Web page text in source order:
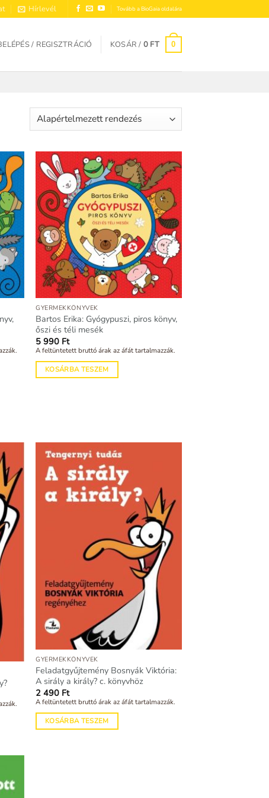
Hírlevél Tovább a BioGaia oldalára
/ REGISZTRÁCIÓ KOSÁR / 0 FT 0
GYERMEKKÖNYVEK
Bartos Erika: Gyógypuszi, piros könyv,
őszi és téli mesék
5 990 Ft
A feltüntetett bruttó árak az áfát tartalmazzák.
KOSÁRBA TESZEM
GYERMEKKÖNYVEK
Feladatgyűjtemény Bosnyák Viktória:
A sirály a király? c. könyvhöz
2 490 Ft
A feltüntetett bruttó árak az áfát tartalmazzák.
KOSÁRBA TESZEM